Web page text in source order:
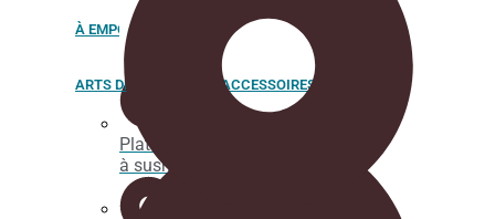
À EMPORTER
Plateaux
à sushi
ARTS DE LA TABLE ET ACCESSOIRES